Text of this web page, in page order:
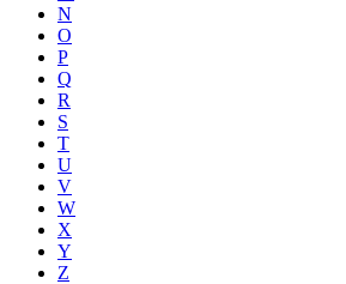
N
O
P
Q
R
S
T
U
V
W
X
Y
Z